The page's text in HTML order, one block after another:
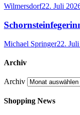
Wilmersdorf22. Juli
Michael Springer22.
Archiv
Archiv
Shopping News